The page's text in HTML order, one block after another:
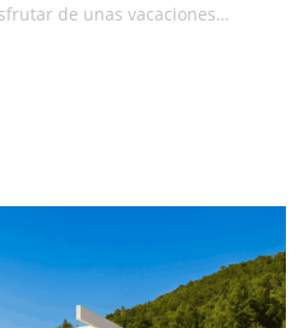
de unas vacaciones…